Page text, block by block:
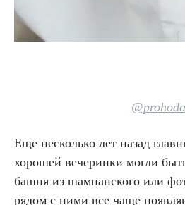
@prohoda
Еще несколько лет назад
хорошей вечеринки могли
башня из шампанского или
рядом с ними все чаще